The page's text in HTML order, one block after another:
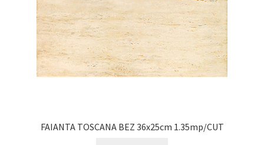
FAIANTA TOSCANA BEZ 36x25cm 1.35mp/CUT